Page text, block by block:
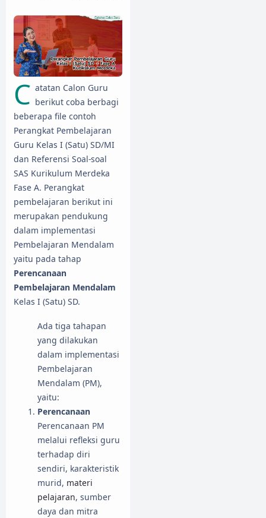
C atatan Calon Guru
berikut coba berbagi
beberapa file contoh
Perangkat Pembelajaran
Guru Kelas I (Satu) SD/MI
dan Referensi Soal-soal
SAS Kurikulum Merdeka
Fase A. Perangkat
pembelajaran berikut ini
merupakan pendukung
dalam implementasi
Pembelajaran Mendalam
yaitu pada tahap
Perencanaan
Pembelajaran Mendalam
Kelas I (Satu) SD.
Ada tiga tahapan
yang dilakukan
dalam implementasi
Pembelajaran
Mendalam (PM),
yaitu:
Perencanaan
Perencanaan PM
melalui refleksi guru
terhadap diri
sendiri, karakteristik
murid, materi
pelajaran, sumber
daya dan mitra